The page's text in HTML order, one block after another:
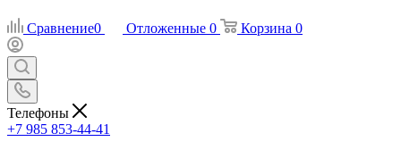
Сравнение0 Отложенные 0 Корзина 0
Телефоны
+7 985 853-44-41